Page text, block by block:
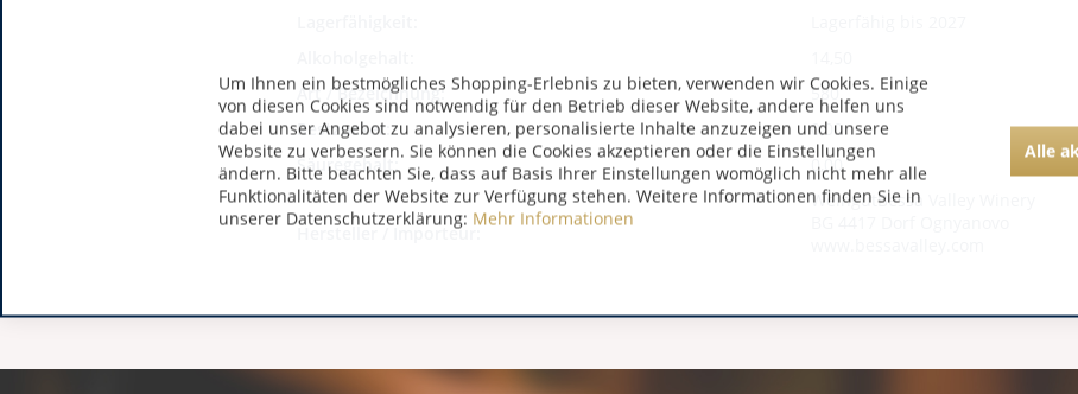
Art / Bezeichnung:
580
Restzucker:
0,00
Säuregehalt:
0,00
Hersteller / Importeur:
WeingutBessa Valley Winery
Um Ihnen ein bestmögliches Shopping-Erlebnis zu bieten, verwenden wir Cookies. Einige
von diesen Cookies sind notwendig für den Betrieb dieser Website, andere helfen uns
dabei unser Angebot zu analysieren, personalisierte Inhalte anzuzeigen und unsere
Website zu verbessern. Sie können die Cookies akzeptieren oder die Einstellungen
ändern. Bitte beachten Sie, dass auf Basis Ihrer Einstellungen womöglich nicht mehr alle
Funktionalitäten der Website zur Verfügung stehen. Weitere Informationen finden Sie in
unserer Datenschutzerklärung: Mehr Informationen
Alle